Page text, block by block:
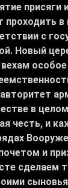
присяги
проходить
с
Новый
особое
в
честь, и
и
сделаем